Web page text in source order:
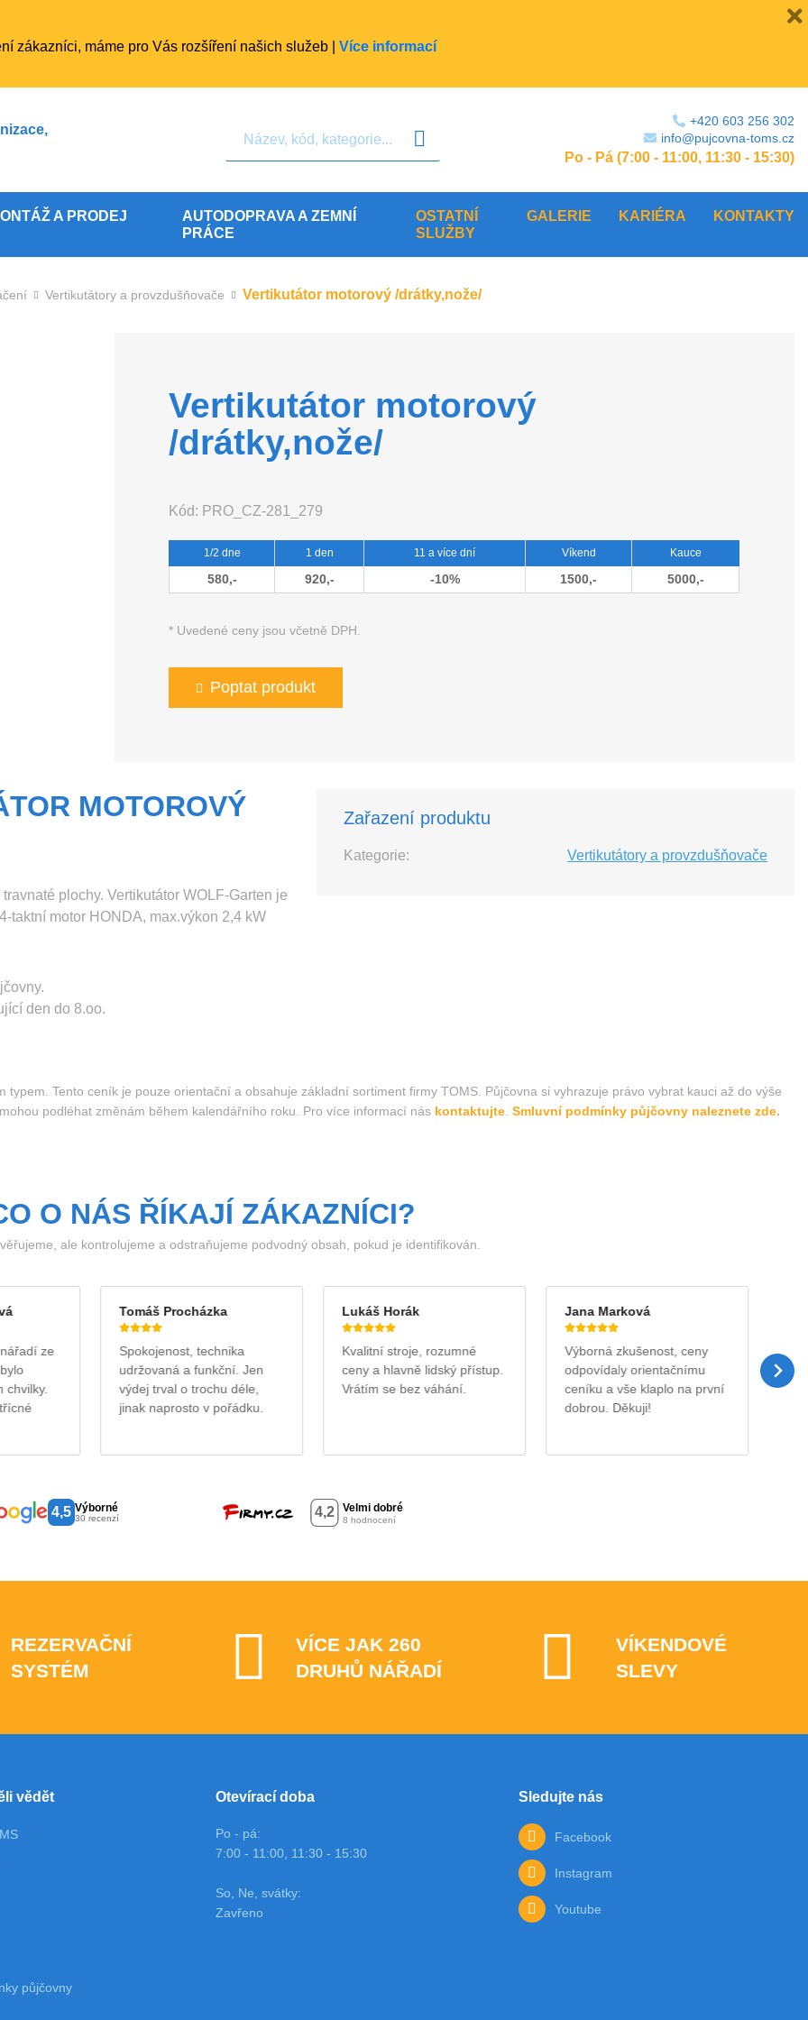
zákazníci, máme pro Vás rozšíření našich služeb | Více informací
+420 603 256 302
info@pujcovna-toms.cz
Po - Pá (7:00 - 11:00, 11:30 - 15:30)
A PRODEJ
AUTODOPRAVA A ZEMNÍ
PRÁCE
OSTATNÍ
SLUŽBY
GALERIE KARIÉRA KONTAKTY
Vertikutátory a provzdušňovače Vertikutátor motorový /drátky,nože/
Vertikutátor motorový
/drátky,nože/
Kód: PRO_CZ-281_279
1/2 dne 1 den 11 a více dní Víkend Kauce
580,- 920,- -10% 1500,- 5000,-
* Uvedené ceny jsou včetně DPH.
Poptat produkt
MOTOROVÝ
plochy. Vertikutátor WOLF-Garten je
taktní motor HONDA, max.výkon 2,4 kW
Zařazení produktu
Kategorie: Vertikutátory a provzdušňovače
den do 8.oo.
Tento ceník je pouze orientační a obsahuje základní sortiment firmy TOMS. Půjčovna si vyhrazuje právo vybrat kauci až do výše
podléhat změnám během kalendářního roku. Pro více informací nás kontaktujte. Smluvní podmínky půjčovny naleznete zde.
O NÁS ŘÍKAJÍ ZÁKAZNÍCI?
ale kontrolujeme a odstraňujeme podvodný obsah, pokud je identifikován.
ze
chvilky.
Tomáš Procházka
Spokojenost, technika
udržovaná a funkční. Jen
výdej trval o trochu déle,
jinak naprosto v pořádku.
Lukáš Horák
Kvalitní stroje, rozumné
ceny a hlavně lidský přístup.
Vrátím se bez váhání.
Jana Marková
Výborná zkušenost, ceny
odpovídaly orientačnímu
ceníku a vše klaplo na první
dobrou. Děkuji!
4,5 Výborné
30 recenzí
REZERVAČNÍ
SYSTÉM
VÍCE JAK 260
DRUHŮ NÁŘADÍ
VÍKENDOVÉ
SLEVY
vědět
půjčovny
Otevírací doba
Po - pá:
7:00 - 11:00, 11:30 - 15:30
So, Ne, svátky:
Zavřeno
Sledujte nás
Facebook
Instagram
Youtube